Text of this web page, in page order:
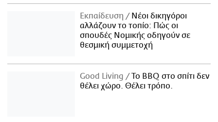
Εκπαίδευση
Νέοι δικηγόροι
αλλάζουν το τοπίο: Πώς οι
σπουδές Νομικής οδηγούν σε
θεσμική συμμετοχή
Good Living
Το BBQ στο σπίτι δεν
θέλει χώρο. Θέλει τρόπο.